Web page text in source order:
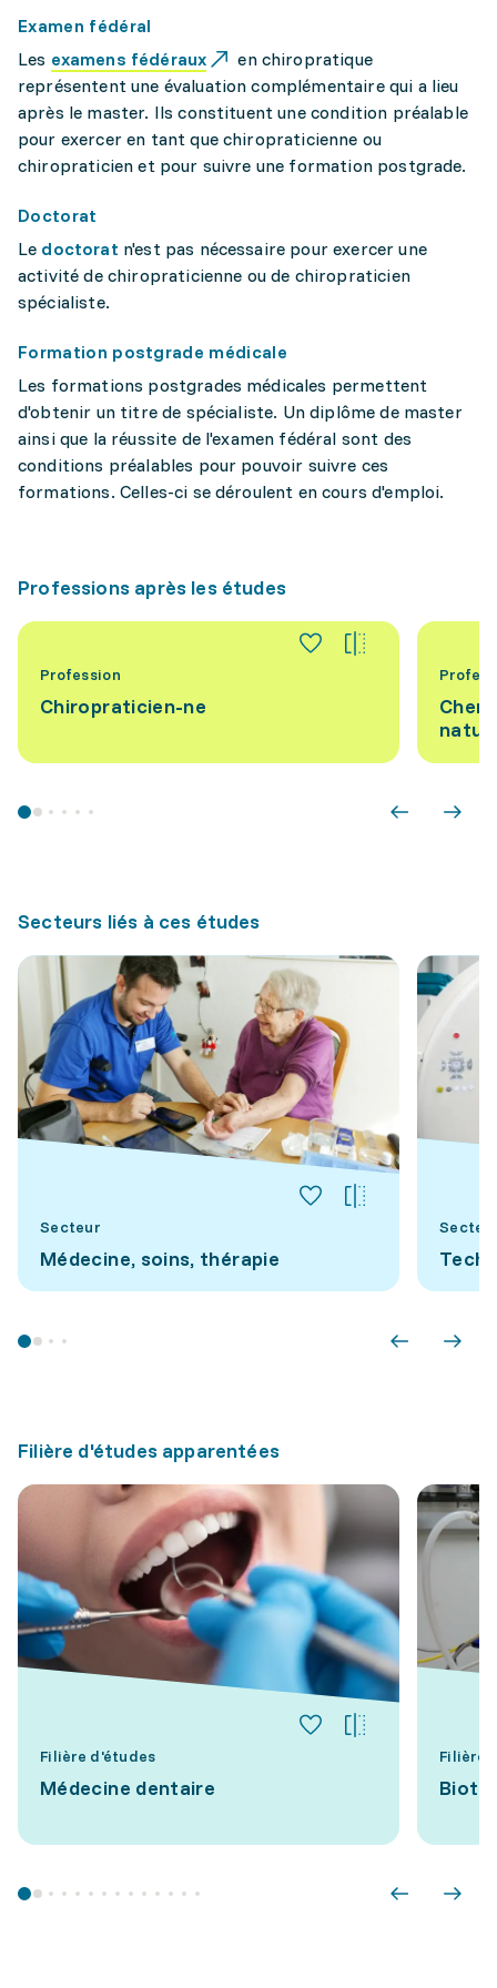
Examen fédéral
Les examens fédéraux
en chiropratique
représentent une évaluation complémentaire qui a lieu
après le master. Ils constituent une condition préalable
pour exercer en tant que chiropraticienne ou
chiropraticien et pour suivre une formation postgrade.
Doctorat
Le doctorat n'est pas nécessaire pour exercer une
activité de chiropraticienne ou de chiropraticien
spécialiste.
Formation postgrade médicale
Les formations postgrades médicales permettent
d'obtenir un titre de spécialiste. Un diplôme de master
ainsi que la réussite de l'examen fédéral sont des
conditions préalables pour pouvoir suivre ces
formations. Celles-ci se déroulent en cours d'emploi.
Professions après les études
Profession
Chiropraticien-ne
Secteurs liés à ces études
Secteur
Médecine, soins, thérapie
Filière d'études apparentées
Filière d'études
Médecine dentaire
Filière